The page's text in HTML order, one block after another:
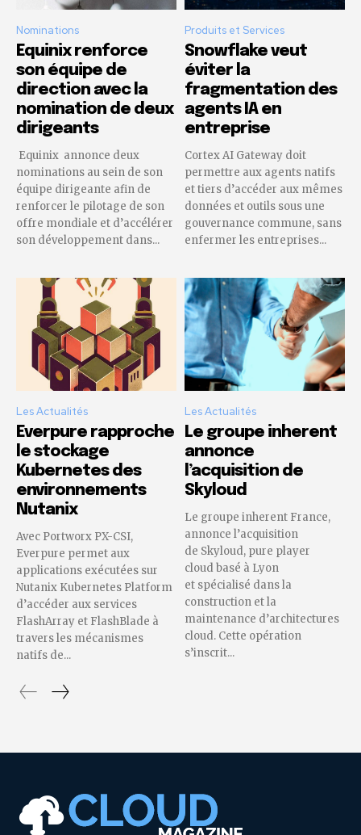
Nominations
Equinix renforce
son équipe de
direction avec la
nomination de deux
dirigeants
Equinix annonce deux
nominations au sein de son
équipe dirigeante afin de
renforcer le pilotage de son
offre mondiale et d’accélérer
son développement dans...
Produits et Services
Snowflake veut
éviter la
fragmentation des
agents IA en
entreprise
Cortex AI Gateway doit
permettre aux agents natifs
et tiers d’accéder aux mêmes
données et outils sous une
gouvernance commune, sans
enfermer les entreprises...
Les Actualités
Everpure rapproche
le stockage
Kubernetes des
environnements
Nutanix
Avec Portworx PX-CSI,
Everpure permet aux
applications exécutées sur
Nutanix Kubernetes Platform
d’accéder aux services
FlashArray et FlashBlade à
travers les mécanismes
natifs de...
Les Actualités
Le groupe inherent
annonce
l’acquisition de
Skyloud
Le groupe inherent France,
annonce l’acquisition
de Skyloud, pure player
cloud basé à Lyon
et spécialisé dans la
construction et la
maintenance d’architectures
cloud. Cette opération
s’inscrit...